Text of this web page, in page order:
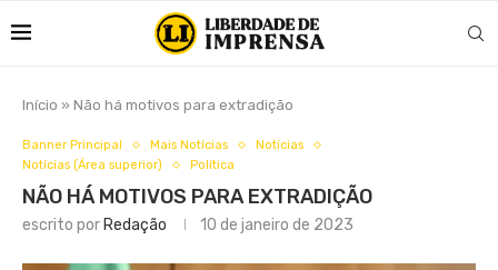
Início » Não há motivos para extradição
Banner Principal Mais Notícias
Notícias
Notícias (Área superior)
Política
NÃO HÁ MOTIVOS PARA EXTRADIÇÃO
escrito por Redação 10 de janeiro de 2023